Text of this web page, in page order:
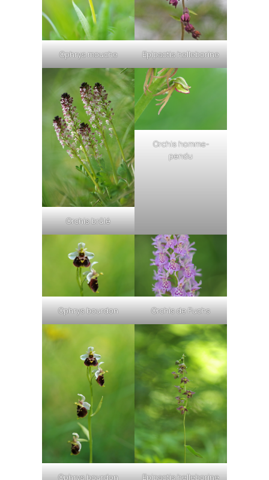
Ophrys mouche Epipactis helleborine
Orchis brûlé
Orchis homme-
pendu
Ophrys bourdon Orchis de Fuchs
Ophrys bourdon Epipactis helleborine